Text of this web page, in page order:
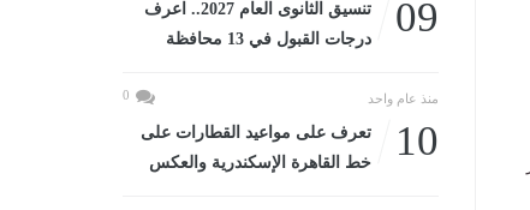
09
تنسيق الثانوى العام 2027.. اعرف
درجات القبول في 13 محافظة
منذ عام واحد 0
10
تعرف على مواعيد القطارات على
خط القاهرة الإسكندرية والعكس